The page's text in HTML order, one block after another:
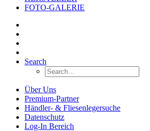
FOTO-GALERIE
Search
Über Uns
Premium-Partner
Händler- & Fliesenlegersuche
Datenschutz
Log-In Bereich